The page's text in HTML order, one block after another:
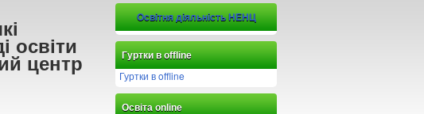
освіти
центр
Освітня діяльність НЕНЦ
Гуртки в offline
Гуртки в offline
Освіта online